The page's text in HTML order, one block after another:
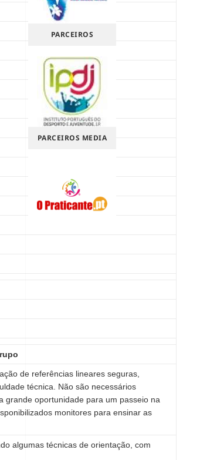
de referências lineares seguras,
técnica. Não são necessários
grande oportunidade para um passeio na
monitores para ensinar as
algumas técnicas de orientação, com
PARCEIROS
PARCEIROS MEDIA